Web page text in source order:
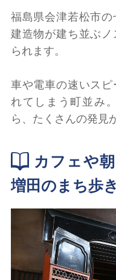
福島県会津若松市
建造物が建ち並ぶ
られます。
車や電車の速いス
れてしまう町並み
ら、たくさんの発見
カフェや
増田のまち歩き